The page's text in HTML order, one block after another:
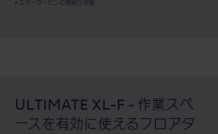
• エアータービンの接続が可能
ULTIMATE XL-F - 作業スペ
ースを有効に使えるフロアタ